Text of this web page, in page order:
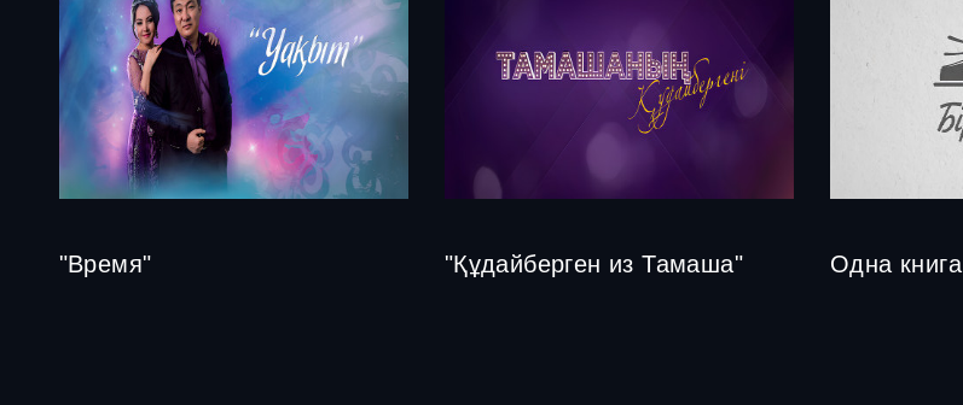
"Время" "Құдайберген из Тамаша" Одна книга